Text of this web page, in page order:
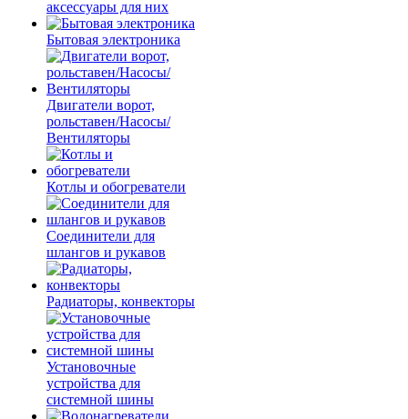
аксессуары для них
Бытовая электроника
Двигатели ворот,
рольставен/Насосы/
Вентиляторы
Котлы и обогреватели
Соединители для
шлангов и рукавов
Радиаторы, конвекторы
Установочные
устройства для
системной шины